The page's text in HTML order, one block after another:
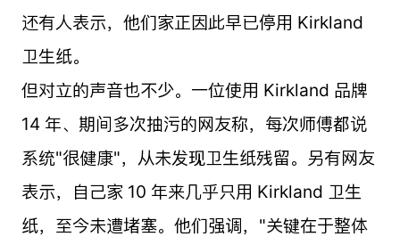
还有人表示，他们家正因此早已停用 Kirkland
卫生纸。
但对立的声音也不少。一位使用 Kirkland 品牌
14 年、期间多次抽污的网友称，每次师傅都说
系统"很健康"，从未发现卫生纸残留。另有网友
表示，自己家 10 年来几乎只用 Kirkland 卫生
纸，至今未遭堵塞。他们强调，"关键在于整体